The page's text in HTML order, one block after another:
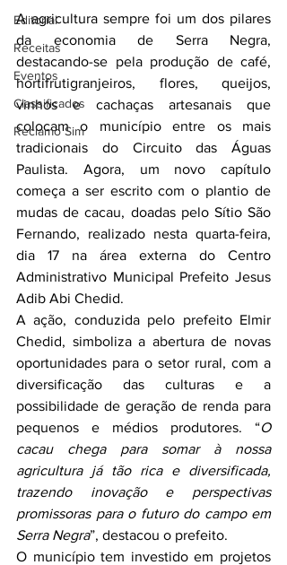
Editorial
Receitas
Eventos
Classificados
Reclamo Sim
A agricultura sempre foi um dos pilares
da economia de Serra Negra,
destacando-se pela produção de café,
hortifrutigranjeiros, flores, queijos,
vinhos e cachaças artesanais que
colocam o município entre os mais
tradicionais do Circuito das Águas
Paulista. Agora, um novo capítulo
começa a ser escrito com o plantio de
mudas de cacau, doadas pelo Sítio São
Fernando, realizado nesta quarta-feira,
dia 17 na área externa do Centro
Administrativo Municipal Prefeito Jesus
Adib Abi Chedid.
A ação, conduzida pelo prefeito Elmir
Chedid, simboliza a abertura de novas
oportunidades para o setor rural, com a
diversificação das culturas e a
possibilidade de geração de renda para
pequenos e médios produtores. “O
cacau chega para somar à nossa
agricultura já tão rica e diversificada,
trazendo inovação e perspectivas
promissoras para o futuro do campo em
Serra Negra”, destacou o prefeito.
O município tem investido em projetos